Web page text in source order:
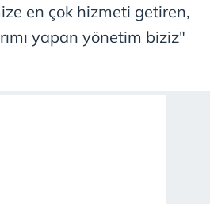
en çok hizmeti getiren,
yapan yönetim biziz"